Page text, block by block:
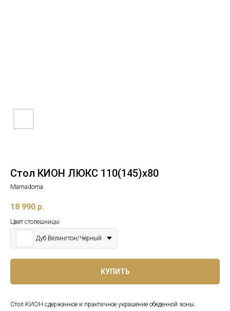
Стол КИОН ЛЮКС 110(145)x80
Mamadoma
18 990 р.
Цвет столешницы
Дуб Велингтон/Чёрный
КУПИТЬ
Стол КИОН сдержанное и практичное украшение обеденной зоны.